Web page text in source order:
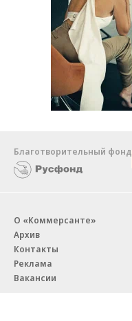
Благотворительный фонд
О «Коммерсанте»
Архив
Контакты
Реклама
Вакансии